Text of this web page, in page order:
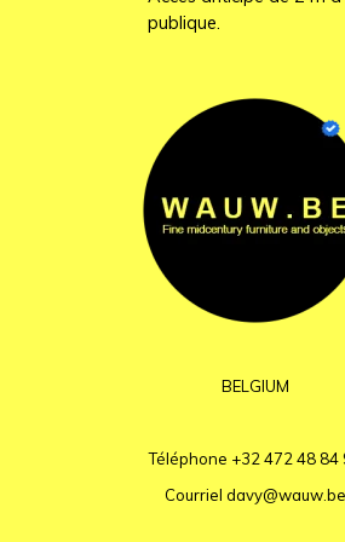
publique.
BELGIUM
Téléphone +32 472 48 84
Courriel davy@wauw.be